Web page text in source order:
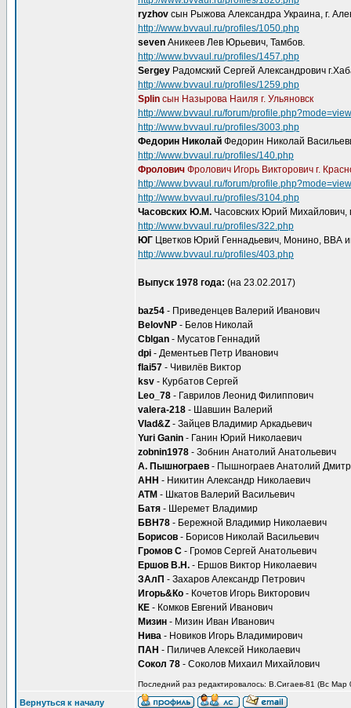
ryzhov сын Рыжова Александра Украина, г.
http://www.bvvaul.ru/profiles/1050.php
seven Аникеев Лев Юрьевич, Тамбов.
http://www.bvvaul.ru/profiles/1457.php
Sergey Радомский Сергей Александрович
http://www.bvvaul.ru/profiles/1259.php
Splin сын Назырова Наиля г. Ульяновск
http://www.bvvaul.ru/forum/
http://www.bvvaul.ru/profiles/3003.php
Федорин Николай Федорин Николай
http://www.bvvaul.ru/profiles/140.php
Фролович Фролович Игорь Викторович г.
http://www.bvvaul.ru/forum/
http://www.bvvaul.ru/profiles/3104.php
Часовских Ю.М. Часовских Юрий Михайлович,
http://www.bvvaul.ru/profiles/322.php
ЮГ Цветков Юрий Геннадьевич, Монино, ВВА
http://www.bvvaul.ru/profiles/403.php
Выпуск 1978 года: (на 23.02.2017)
baz54 - Приведенцев Валерий Иванович
BelovNP - Белов Николай
Cblgan - Мусатов Геннадий
dpi - Дементьев Петр Иванович
flai57 - Чивилёв Виктор
ksv - Курбатов Сергей
Leo_78 - Гаврилов Леонид Филиппович
valera-218 - Шавшин Валерий
Vlad&Z - Зайцев Владимир Аркадьевич
Yuri Ganin - Ганин Юрий Николаевич
zobnin1978 - Зобнин Анатолий Анатольевич
А. Пышнограев - Пышнограев Анатолий
АНН - Никитин Александр Николаевич
ATM - Шкатов Валерий Васильевич
Батя - Шеремет Владимир
БВН78 - Бережной Владимир Николаевич
Борисов - Борисов Николай Васильевич
Громов С - Громов Сергей Анатольевич
Ершов В.Н. - Ершов Виктор Николаевич
ЗАлП - Захаров Александр Петрович
Игорь&Ко - Кочетов Игорь Викторович
КЕ - Комков Евгений Иванович
Мизин - Мизин Иван Иванович
Нива - Новиков Игорь Владимирович
ПАН - Пиличев Алексей Николаевич
Сокол 78 - Соколов Михаил Михайлович
Последний раз редактировалось: В.Сигаев-81 (Вс Мар
Вернуться к началу